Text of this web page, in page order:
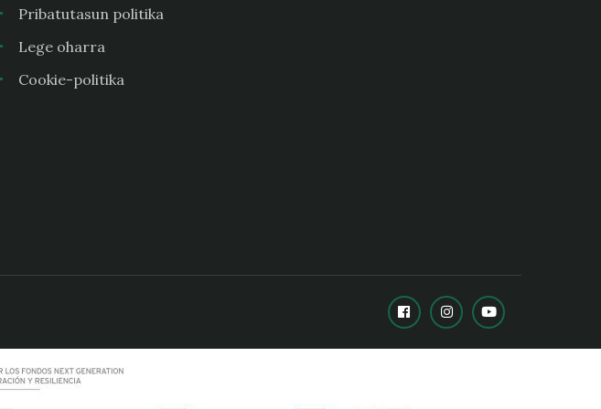
Pribatutasun politika
Lege oharra
Cookie-politika